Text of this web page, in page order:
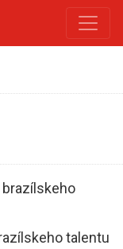
talentu